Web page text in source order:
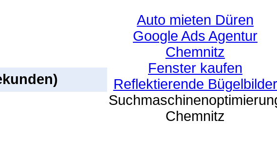
Auto mieten Düren
Google Ads Agentur
Chemnitz
Fenster kaufen
Reflektierende Bügelbilder
Chemnitz